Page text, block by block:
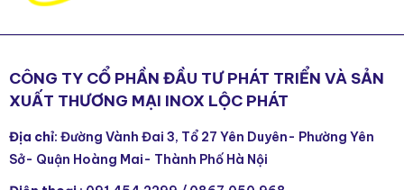
CÔNG TY CỔ PHẦN ĐẦU TƯ PHÁT TRIỂN VÀ SẢN
XUẤT THƯƠNG MẠI INOX LỘC PHÁT
Địa chỉ: Đường Vành Đai 3, Tổ 27 Yên Duyên- Phường Yên
Sở- Quận Hoàng Mai- Thành Phố Hà Nội